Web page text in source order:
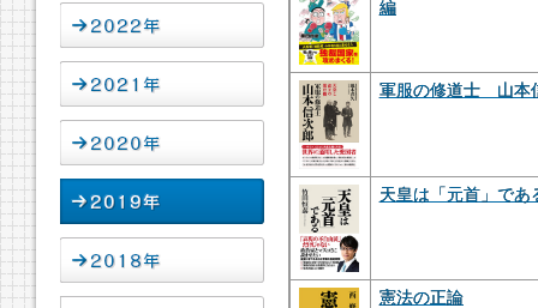
編
軍服の修道士 山本
天皇は「元首」であ
憲法の正論